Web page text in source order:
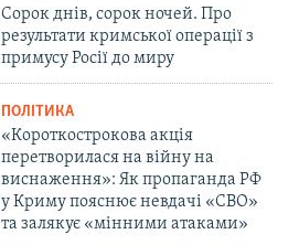
Сорок днів, сорок ночей. Про
результати кримської операції з
примусу Росії до миру
ПОЛІТИКА
«Короткострокова акція
перетворилася на війну на
виснаження»: Як пропаганда РФ
у Криму пояснює невдачі «СВО»
та залякує «мінними атаками»